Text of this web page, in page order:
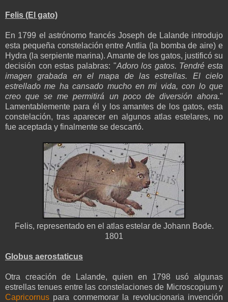
Felis (El gato)
En 1799 el astrónomo francés Joseph de Lalande introdujo
esta pequeña constelación entre Antlia (la bomba de aire) e
Hydra (la serpiente marina). Amante de los gatos, justificó su
decisión con estas palabras: "Adoro los gatos. Tendré esta
imagen grabada en el mapa de las estrellas. El cielo
estrellado me ha cansado mucho en mi vida, con lo que
creo que se me permitirá un poco de diversión ahora."
Lamentablemente para él y los amantes de los gatos, esta
constelación, tras aparecer en algunos atlas estelares, no
fue aceptada y finalmente se descartó.
Felis, representado en el atlas estelar de Johann Bode.
1801
Globus aerostaticus
Otra creación de Lalande, quien en 1798 usó algunas
estrellas tenues entre las constelaciones de Microscopium y
Capricornus para conmemorar la revolucionaria invención